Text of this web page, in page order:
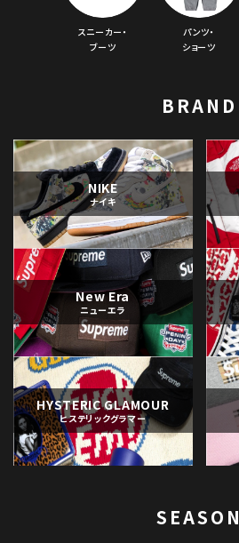
スニーカー・
ブーツ
パンツ・
ショーツ
BRAND
NIKE
ナイキ
New Era
ニューエラ
HYSTERIC GLAMOUR
ヒステリックグラマー
SEASON